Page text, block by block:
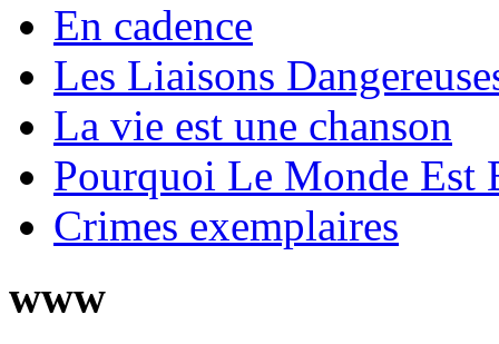
En cadence
Les Liaisons
La vie est une chanson
Pourquoi Le Monde Est
Crimes exemplaires
www